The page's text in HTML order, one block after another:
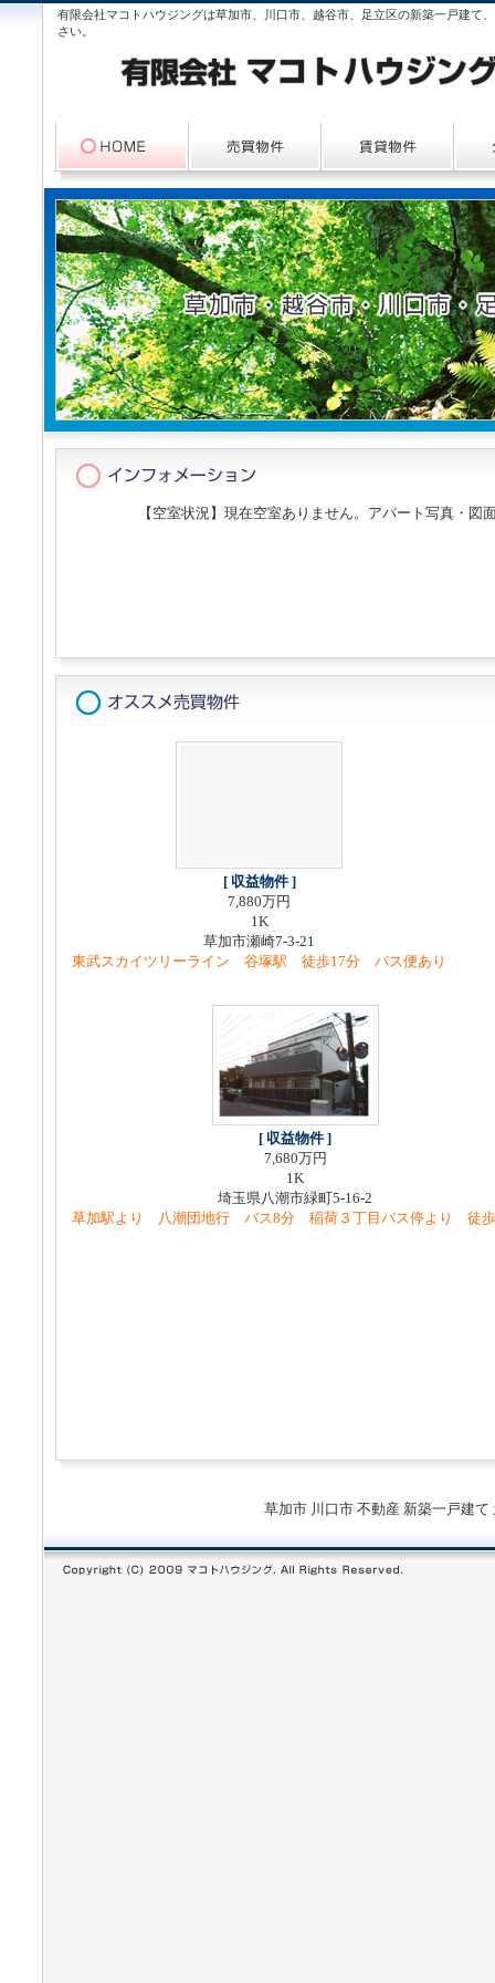
有限会社マコトハウジングは草加市、川口市、越谷市、足立区の新築一戸建
さい。
草加市 川口市 不動産 新築一戸建